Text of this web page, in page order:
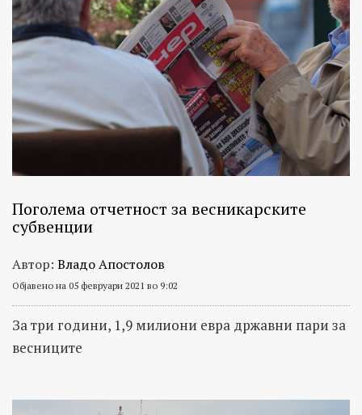
Поголема отчетност за весникарските
субвенции
Автор: Владо Апостолов
Објавено на 05 февруари 2021 во 9:02
За три години, 1,9 милиони евра државни пари за
весниците